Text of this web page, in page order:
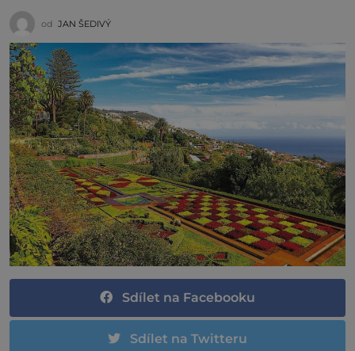
od JAN ŠEDIVÝ
Sdílet na Facebooku
Sdílet na Twitteru